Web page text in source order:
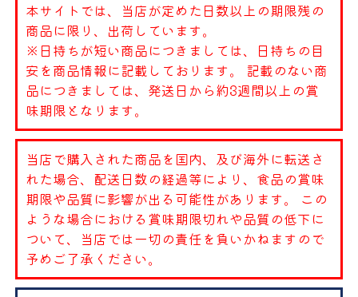
本サイトでは、当店が定めた日数以上の期限残の
商品に限り、出荷しています。
※日持ちが短い商品につきましては、日持ちの目
安を商品情報に記載しております。 記載のない商
品につきましては、発送日から約3週間以上の賞
味期限となります。
当店で購入された商品を国内、及び海外に転送さ
れた場合、配送日数の経過等により、食品の賞味
期限や品質に影響が出る可能性があります。 この
ような場合における賞味期限切れや品質の低下に
ついて、当店では一切の責任を負いかねますので
予めご了承ください。